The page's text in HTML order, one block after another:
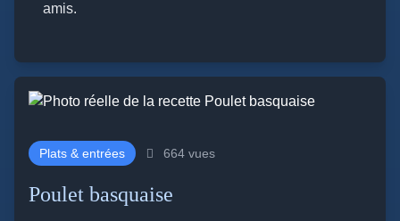
amis.
Plats & entrées 664 vues
Poulet basquaise